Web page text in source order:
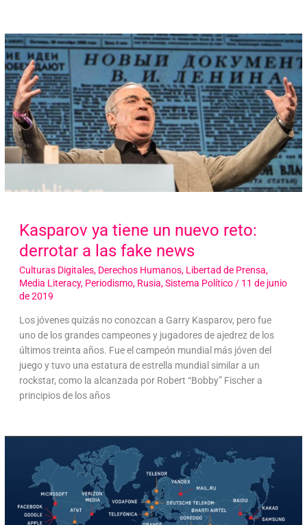
Kasparov ya tiene un nuevo reto:
derrotar a las fake news
Culturas Digitales, Derechos Humanos, Libertad de Prensa,
Media Literacy, Periodismo, Rusia,Sistema Político/ 11 de junio
de 2019
Los jóvenes quizás no conozcan a Garry Kasparov, pero fue
uno de los grandes campeones y jugadores de ajedrez de los
últimos treinta años. Fue el campeón mundial más jóven del
juego y tuvo una estatura de estrella mundial similar a un
rockstar, como la alcanzada por Robert “Bobby” Fischer a
principios de los años